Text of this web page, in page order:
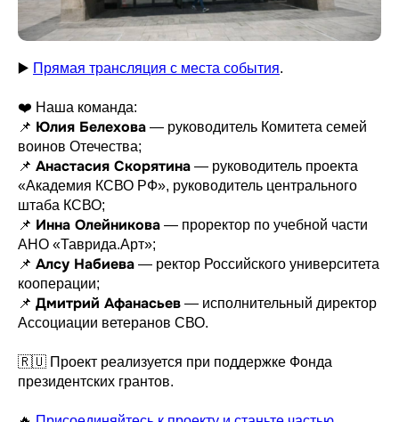
▶️ Прямая трансляция с места события.
❤️ Наша команда:
📌 Юлия Белехова — руководитель Комитета семей
воинов Отечества;
📌 Анастасия Скорятина — руководитель проекта
«Академия КСВО РФ», руководитель центрального
штаба КСВО;
📌 Инна Олейникова — проректор по учебной части
АНО «Таврида.Арт»;
📌 Алсу Набиева — ректор Российского университета
кооперации;
📌 Дмитрий Афанасьев — исполнительный директор
Ассоциации ветеранов СВО.
🇷🇺 Проект реализуется при поддержке Фонда
президентских грантов.